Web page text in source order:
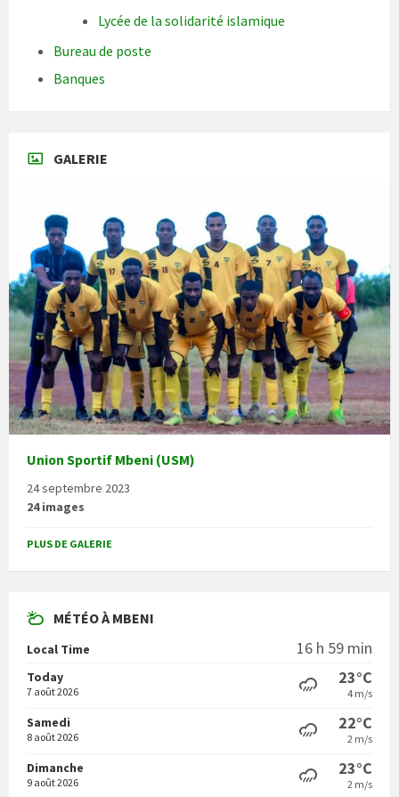
Lycée de la solidarité islamique
Bureau de poste
Banques
GALERIE
Union Sportif Mbeni (USM)
24 septembre 2023
24 images
PLUS DE GALERIE
MÉTÉO À MBENI
Local Time 16 h 59 min
Today
7 août 2026
23°C
4 m/s
Samedi
8 août 2026
22°C
2 m/s
Dimanche
9 août 2026
23°C
2 m/s